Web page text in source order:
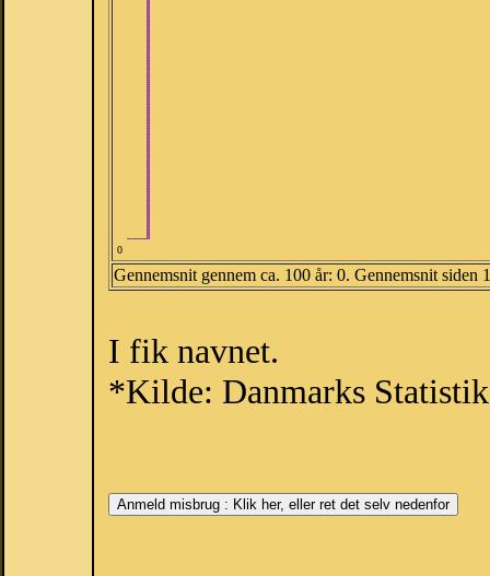
0
Gennemsnit gennem ca. 100 år: 0. Gennemsnit siden
I fik navnet.
*Kilde: Danmarks Statistik